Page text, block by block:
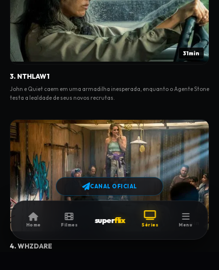
Home Filmes superflix Séries Menu
31min
3. NTHLAW1
John e Quiet caem em uma armadilha inesperada, enquanto o Agente Stone
testa a lealdade de seus novos recrutas.
32min
4. WHZDARE
CANAL OFICIAL